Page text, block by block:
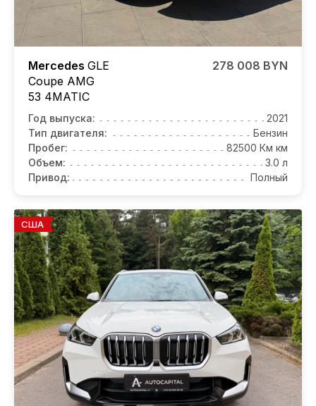
Mercedes GLE
Coupe AMG
53 4MATIC
278 008 BYN
Год выпуска:
2021
Тип двигателя:
Бензин
Пробег:
82500 Км км
Объем:
3.0 л
Привод:
Полный
США